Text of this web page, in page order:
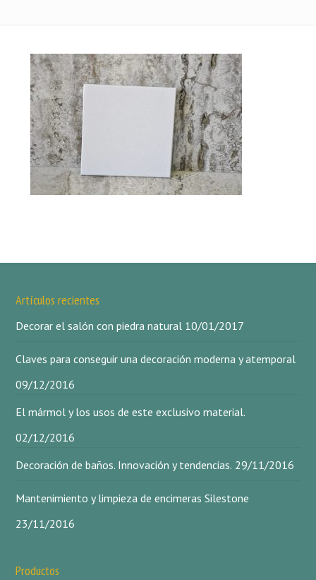
Artículos recientes
Decorar el salón con piedra natural 10/01/2017
Claves para conseguir una decoración moderna y atemporal
09/12/2016
El mármol y los usos de este exclusivo material.
02/12/2016
Decoración de baños. Innovación y tendencias. 29/11/2016
Mantenimiento y limpieza de encimeras Silestone
23/11/2016
Productos